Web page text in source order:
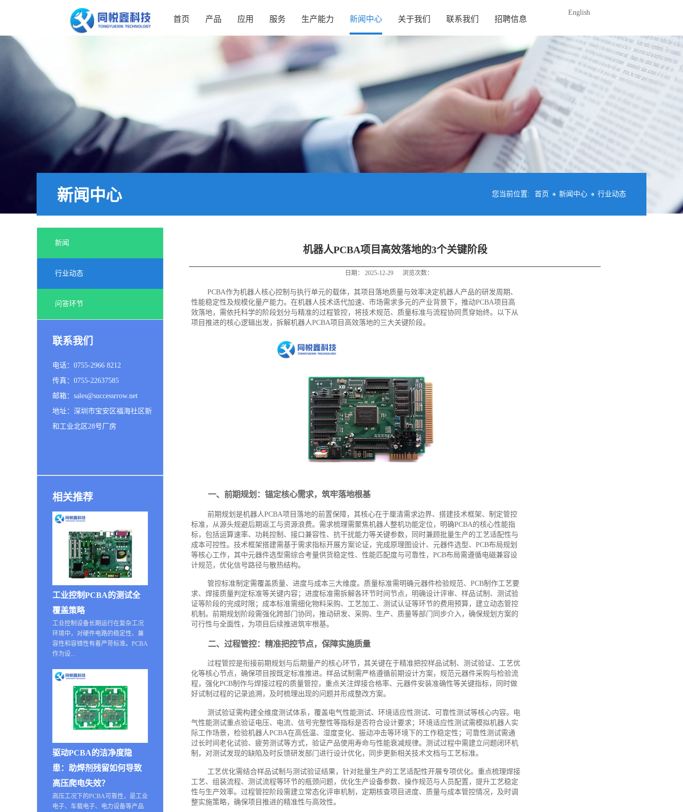
首页 产品 应用 服务 生产能力 新闻中心 关于我们 联系我们 招聘信息
English
您当前位置: 首页 新闻中心 行业动态
新闻中心
新闻
行业动态
问答环节
联系我们
电话：0755-2966 8212
传真：0755-22637585
邮箱：sales@successrrow.net
地址：深圳市宝安区福海社区新
和工业北区28号厂房
相关推荐
工业控制PCBA的测试全
覆盖策略
工业控制设备长期运行在复杂工况
环境中，对硬件电路的稳定性、兼
容性和容错性有着严苛标准。PCBA
作为设...
驱动PCBA的洁净度隐
患：助焊剂残留如何导致
高压爬电失效？
高压工况下的PCBA可靠性，是工业
电子、车载电子、电力设备等产品
机器人PCBA项目高效落地的3个关键阶段
日期： 2025-12-29 浏览次数：
PCBA作为机器人核心控制与执行单元的载体，其项目落地质量与效率决定机器人产品的研发周期、
性能稳定性及规模化量产能力。在机器人技术迭代加速、市场需求多元的产业背景下，推动PCBA项目高
效落地，需依托科学的阶段划分与精准的过程管控，将技术规范、质量标准与流程协同贯穿始终。以下从
项目推进的核心逻辑出发，拆解机器人PCBA项目高效落地的三大关键阶段。
一、前期规划：锚定核心需求，筑牢落地根基
前期规划是机器人PCBA项目落地的前置保障，其核心在于厘清需求边界、搭建技术框架、制定管控
标准，从源头规避后期返工与资源浪费。需求梳理需聚焦机器人整机功能定位，明确PCBA的核心性能指
标，包括运算速率、功耗控制、接口兼容性、抗干扰能力等关键参数，同时兼顾批量生产的工艺适配性与
成本可控性。技术框架搭建需基于需求指标开展方案论证，完成原理图设计、元器件选型、PCB布局规划
等核心工作，其中元器件选型需综合考量供货稳定性、性能匹配度与可靠性，PCB布局需遵循电磁兼容设
计规范，优化信号路径与散热结构。
管控标准制定需覆盖质量、进度与成本三大维度。质量标准需明确元器件检验规范、PCB制作工艺要
求、焊接质量判定标准等关键内容；进度标准需拆解各环节时间节点，明确设计评审、样品试制、测试验
证等阶段的完成时限；成本标准需细化物料采购、工艺加工、测试认证等环节的费用预算，建立动态管控
机制。前期规划阶段需强化跨部门协同，推动研发、采购、生产、质量等部门同步介入，确保规划方案的
可行性与全面性，为项目后续推进筑牢根基。
二、过程管控：精准把控节点，保障实施质量
过程管控是衔接前期规划与后期量产的核心环节，其关键在于精准把控样品试制、测试验证、工艺优
化等核心节点，确保项目按既定标准推进。样品试制需严格遵循前期设计方案，规范元器件采购与检验流
程，强化PCB制作与焊接过程的质量管控，重点关注焊接合格率、元器件安装准确性等关键指标，同时做
好试制过程的记录追溯，及时梳理出现的问题并形成整改方案。
测试验证需构建全维度测试体系，覆盖电气性能测试、环境适应性测试、可靠性测试等核心内容。电
气性能测试重点验证电压、电流、信号完整性等指标是否符合设计要求；环境适应性测试需模拟机器人实
际工作场景，检验机器人PCBA在高低温、湿度变化、振动冲击等环境下的工作稳定性；可靠性测试需通
过长时间老化试验、疲劳测试等方式，验证产品使用寿命与性能衰减规律。测试过程中需建立问题闭环机
制，对测试发现的缺陷及时反馈研发部门进行设计优化，同步更新相关技术文档与工艺标准。
工艺优化需结合样品试制与测试验证结果，针对批量生产的工艺适配性开展专项优化。重点梳理焊接
工艺、组装流程、测试流程等环节的瓶颈问题，优化生产设备参数、操作规范与人员配置，提升工艺稳定
性与生产效率。过程管控阶段需建立常态化评审机制，定期核查项目进度、质量与成本管控情况，及时调
整实施策略，确保项目推进的精准性与高效性。